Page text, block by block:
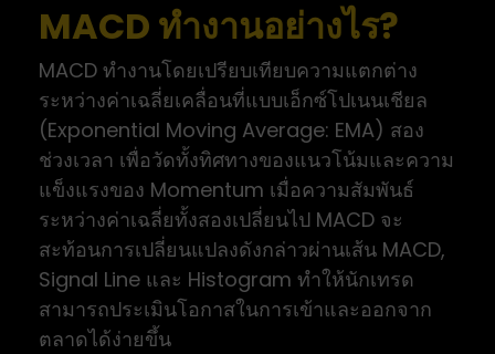
MACD ทำงานอย่างไร?
MACD ทำงานโดยเปรียบเทียบความแตกต่าง
ระหว่างค่าเฉลี่ยเคลื่อนที่แบบเอ็กซ์โปเนนเชียล
(Exponential Moving Average: EMA) สอง
ช่วงเวลา เพื่อวัดทั้งทิศทางของแนวโน้มและความ
แข็งแรงของ Momentum เมื่อความสัมพันธ์
ระหว่างค่าเฉลี่ยทั้งสองเปลี่ยนไป MACD จะ
สะท้อนการเปลี่ยนแปลงดังกล่าวผ่านเส้น MACD,
Signal Line และ Histogram ทำให้นักเทรด
สามารถประเมินโอกาสในการเข้าและออกจาก
ตลาดได้ง่ายขึ้น